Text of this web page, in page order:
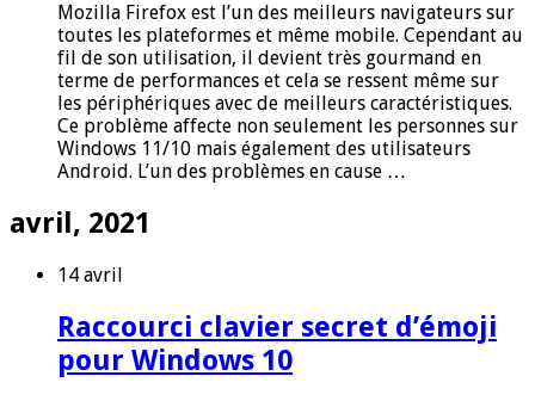
Mozilla Firefox est l’un des meilleurs navigateurs sur
toutes les plateformes et même mobile. Cependant au
fil de son utilisation, il devient très gourmand en
terme de performances et cela se ressent même sur
les périphériques avec de meilleurs caractéristiques.
Ce problème affecte non seulement les personnes sur
Windows 11/10 mais également des utilisateurs
Android. L’un des problèmes en cause …
avril, 2021
14 avril
Raccourci clavier secret d’émoji
pour Windows 10